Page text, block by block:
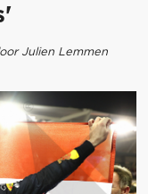
Julien Lemmen